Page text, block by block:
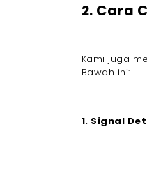
2. Cara
Kami juga
Bawah ini:
1. Signal